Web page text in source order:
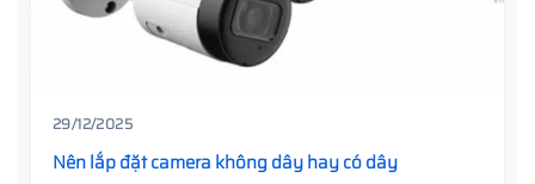
29/12/2025
Nên lắp đặt camera không dây hay có dây